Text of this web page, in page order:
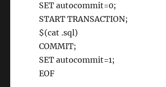
SET autocommit=0;
START TRANSACTION;
$(cat .sql)
COMMIT;
SET autocommit=1;
EOF